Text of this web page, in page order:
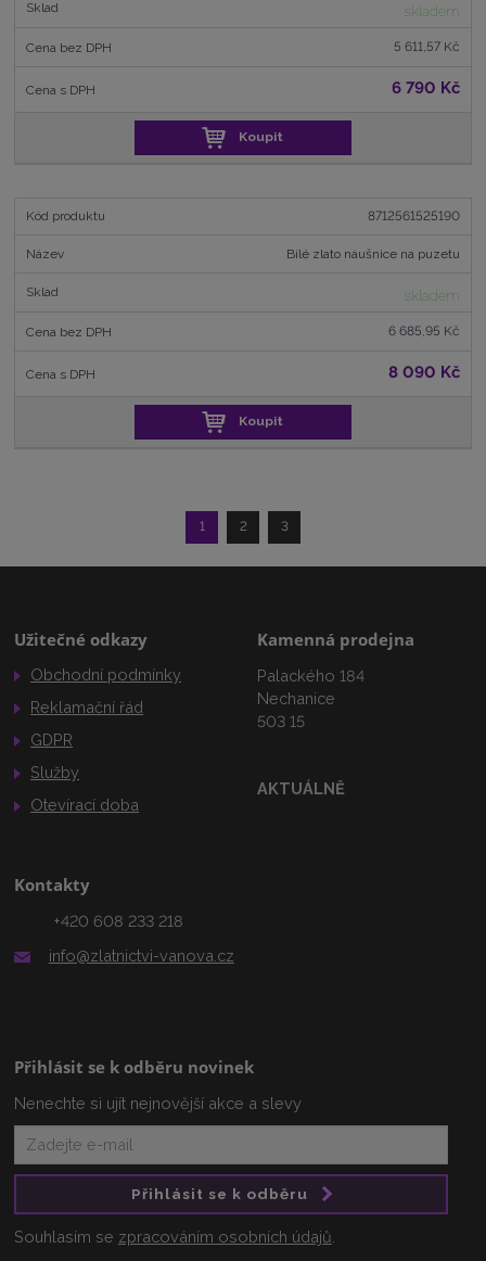
skladem
5 611,57 Kč
6 790 Kč
Koupit
8712561525190
Bílé zlato náušnice na puzetu
skladem
6 685,95 Kč
8 090 Kč
Koupit
1 2 3
Užitečné odkazy
Obchodní podmínky
Reklamační řád
GDPR
Služby
Otevírací doba
Kamenná prodejna
Palackého 184
Nechanice
503 15
AKTUÁLNĚ
Kontakty
+420 608 233 218
info@zlatnictvi-vanova.cz
Přihlásit se k odběru novinek
Nenechte si ujít nejnovější akce a slevy
Přihlásit se k odběru
Souhlasím se zpracováním osobních údajů